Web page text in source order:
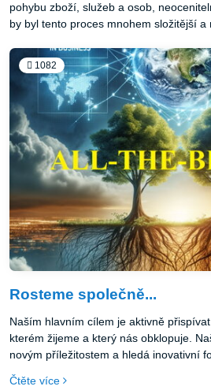
pohybu zboží, služeb a osob,
by byl tento proces mnohem složitější a
1082
Rosteme společně...
Naším hlavním cílem je aktivně
kterém žijeme a který nás obklopuje.
novým příležitostem a hledá inovativní
Čtěte více